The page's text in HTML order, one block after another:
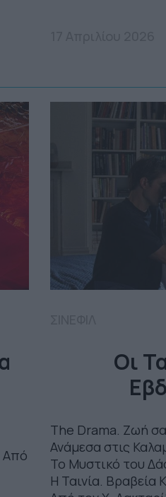
Από
Οι
The Drama. Ζωή
Ανάμεσα στις
Το Μυστικό του
Η Ταινία. Βραβεία